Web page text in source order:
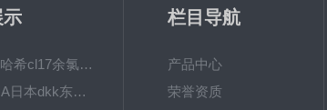
示
6867000哈希cl17余氯分析仪色度计模块、哈希cl17比色池现货
DKK-TOA日本dkk东亚电波水质仪器电极耗材
栏目导航
产品中心
荣誉资质